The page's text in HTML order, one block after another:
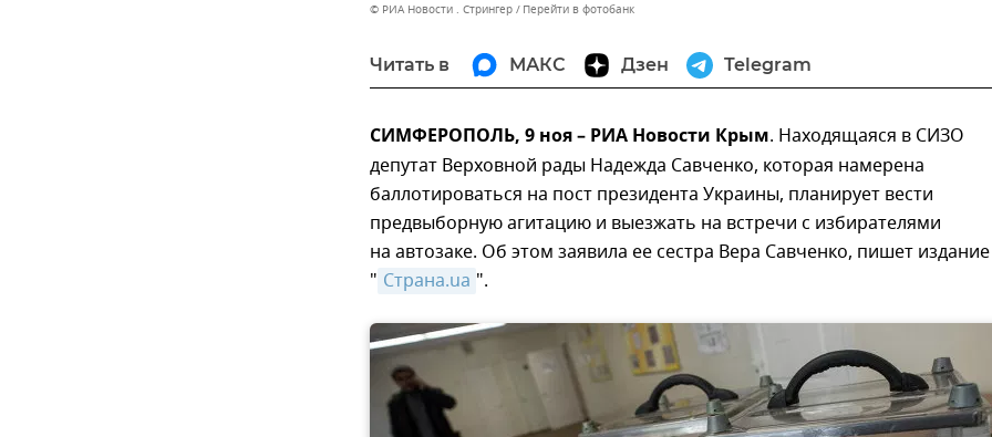
© РИА Новости . Стрингер Перейти в фотобанк
Читать в МАКС Дзен Telegram
СИМФЕРОПОЛЬ, 9 ноя – РИА Новости Крым. Находящаяся в СИЗО
депутат Верховной рады Надежда Савченко, которая намерена
баллотироваться на пост президента Украины, планирует вести
предвыборную агитацию и выезжать на встречи с избирателями
на автозаке. Об этом заявила ее сестра Вера Савченко, пишет издание
" Страна.ua ".